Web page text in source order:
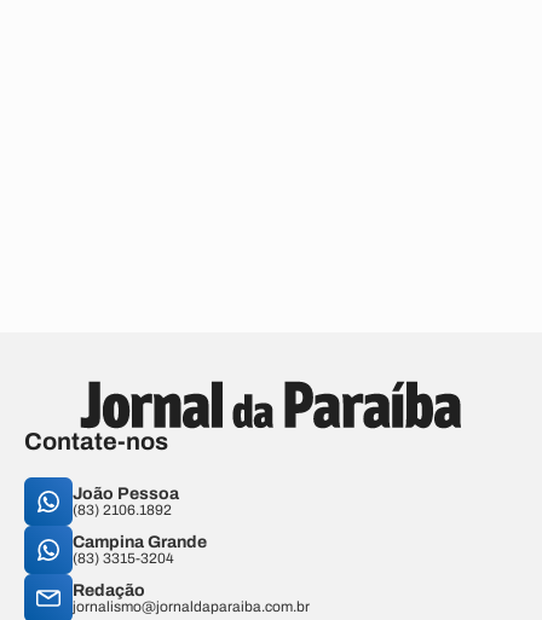
Contate-nos
João Pessoa
(83) 2106.1892
Campina Grande
(83) 3315-3204
Redação
jornalismo@jornaldaparaiba.com.br